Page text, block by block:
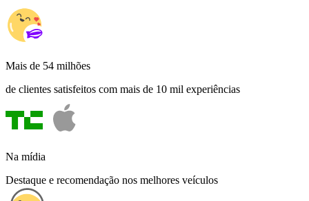
Mais de 54 milhões
de clientes satisfeitos com mais de 10 mil experiências
Na mídia
Destaque e recomendação nos melhores veículos